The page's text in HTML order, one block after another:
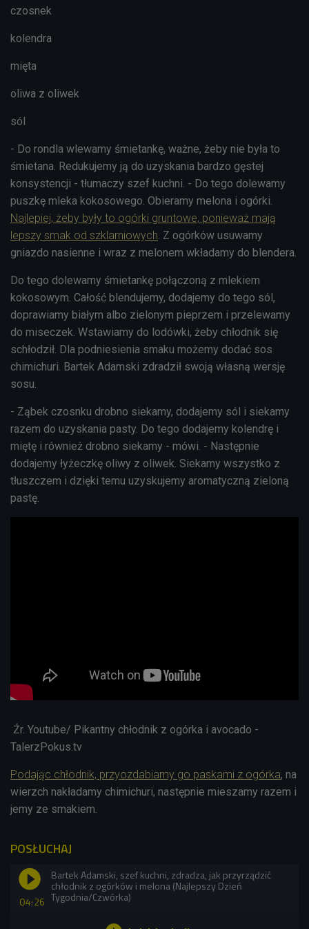
czosnek
kolendra
mięta
oliwa z oliwek
sól
- Do rondla wlewamy śmietankę, ważne, żeby nie była to
śmietana. Redukujemy ją do uzyskania bardzo gęstej
konsystencji - tłumaczy szef kuchni. - Do tego dolewamy
puszkę mleka kokosowego. Obieramy melona i ogórki.
Najlepiej, żeby były to ogórki gruntowe, ponieważ mają
lepszy smak od szklarniowych. Z ogórków usuwamy
gniazdo nasienne i wraz z melonem wkładamy do blendera.
Do tego dolewamy śmietankę połączoną z mlekiem
kokosowym. Całość blendujemy, dodajemy do tego sól,
doprawiamy białym albo zielonym pieprzem i przelewamy
do miseczek. Wstawiamy do lodówki, żeby chłodnik się
schłodził. Dla podniesienia smaku możemy dodać sos
chimichuri. Bartek Adamski zdradził swoją własną wersję
sosu.
- Ząbek czosnku drobno siekamy, dodajemy sól i siekamy
razem do uzyskania pasty. Do tego dodajemy kolendrę i
miętę i również drobno siekamy - mówi. - Następnie
dodajemy łyżeczkę oliwy z oliwek. Siekamy wszystko z
tłuszczem i dzięki temu uzyskujemy aromatyczną zieloną
pastę.
Źr. Youtube/ Pikantny chłodnik z ogórka i avocado -
TalerzPokus.tv
Podając chłodnik, przyozdabiamy go paskami z ogórka, na
wierzch nakładamy chimichuri, następnie mieszamy razem i
jemy ze smakiem.
POSŁUCHAJ
04:26
Bartek Adamski, szef kuchni, zdradza, jak przyrządzić
chłodnik z ogórków i melona (Najlepszy Dzień
Tygodnia/Czwórka)